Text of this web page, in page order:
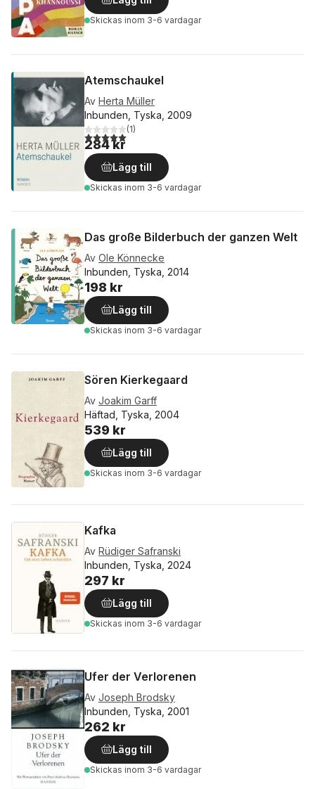
Skickas inom 3-6 vardagar
Atemschaukel
Av Herta Müller
Inbunden, Tyska, 2009
5,0utav 5 stjärnor. Totalt antal röster:
(1)
284 kr
Lägg till
Skickas inom 3-6 vardagar
Das große Bilderbuch der ganzen Welt
Av Ole Könnecke
Inbunden, Tyska, 2014
198 kr
Lägg till
Skickas inom 3-6 vardagar
Sören Kierkegaard
Av Joakim Garff
Häftad, Tyska, 2004
539 kr
Lägg till
Skickas inom 3-6 vardagar
Kafka
Av Rüdiger Safranski
Inbunden, Tyska, 2024
297 kr
Lägg till
Skickas inom 3-6 vardagar
Ufer der Verlorenen
Av Joseph Brodsky
Inbunden, Tyska, 2001
262 kr
Lägg till
Skickas inom 3-6 vardagar